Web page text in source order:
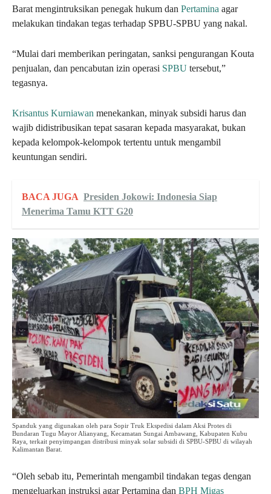
Barat mengintruksikan penegak hukum dan Pertamina agar
melakukan tindakan tegas terhadap SPBU-SPBU yang nakal.
“Mulai dari memberikan peringatan, sanksi pengurangan Kouta
penjualan, dan pencabutan izin operasi SPBU tersebut,”
tegasnya.
Krisantus Kurniawan menekankan, minyak subsidi harus dan
wajib didistribusikan tepat sasaran kepada masyarakat, bukan
kepada kelompok-kelompok tertentu untuk mengambil
keuntungan sendiri.
BACA JUGA Presiden Jokowi: Indonesia Siap
Menerima Tamu KTT G20
Spanduk yang digunakan oleh para Sopir Truk Ekspedisi dalam Aksi Protes di
Bundaran Tugu Mayor Alianyang, Kecamatan Sungai Ambawang, Kabupaten Kubu
Raya, terkait penyimpangan distribusi minyak solar subsidi di SPBU-SPBU di wilayah
Kalimantan Barat.
“Oleh sebab itu, Pemerintah mengambil tindakan tegas dengan
mengeluarkan instruksi agar Pertamina dan BPH Migas